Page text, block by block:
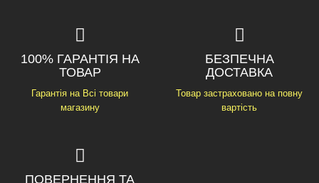
100% ГАРАНТІЯ НА
ТОВАР
Гарантія на Всі товари
магазину
БЕЗПЕЧНА
ДОСТАВКА
Товар застраховано на повну
вартість
ПОВЕРНЕННЯ ТА